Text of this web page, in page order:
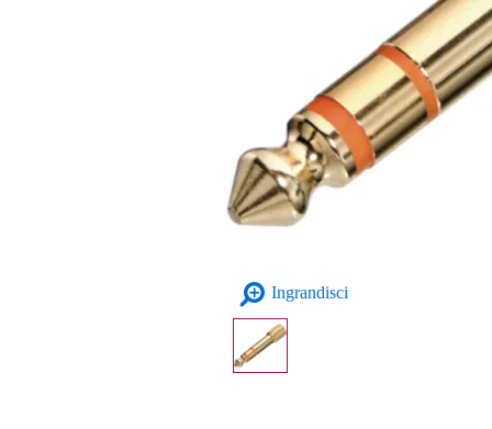
Ingrandisci